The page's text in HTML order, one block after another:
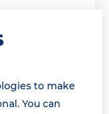
pre-gate
pre-gate
to make
You can